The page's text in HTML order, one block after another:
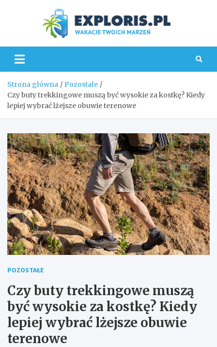
Strona główna
Pozostałe
Czy buty trekkingowe muszą być wysokie za kostkę? Kiedy
lepiej wybrać lżejsze obuwie terenowe
POZOSTAŁE
Czy buty trekkingowe muszą
być wysokie za kostkę? Kiedy
lepiej wybrać lżejsze obuwie
terenowe